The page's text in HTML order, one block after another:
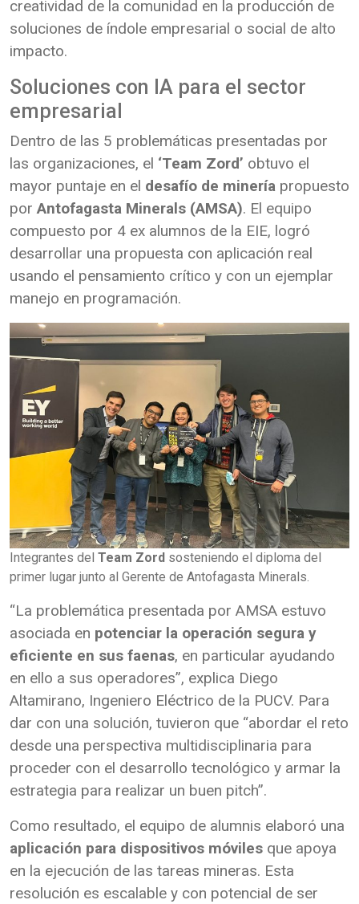
creatividad de la comunidad en la producción de
soluciones de índole empresarial o social de alto
impacto.
Soluciones con IA para el sector
empresarial
Dentro de las 5 problemáticas presentadas por
las organizaciones, el ‘Team Zord’ obtuvo el
mayor puntaje en el desafío de minería propuesto
por Antofagasta Minerals (AMSA). El equipo
compuesto por 4 ex alumnos de la EIE, logró
desarrollar una propuesta con aplicación real
usando el pensamiento crítico y con un ejemplar
manejo en programación.
Integrantes del Team Zord sosteniendo el diploma del
primer lugar junto al Gerente de Antofagasta Minerals.
“La problemática presentada por AMSA estuvo
asociada en potenciar la operación segura y
eficiente en sus faenas, en particular ayudando
en ello a sus operadores”, explica Diego
Altamirano, Ingeniero Eléctrico de la PUCV. Para
dar con una solución, tuvieron que “abordar el reto
desde una perspectiva multidisciplinaria para
proceder con el desarrollo tecnológico y armar la
estrategia para realizar un buen pitch”.
Como resultado, el equipo de alumnis elaboró una
aplicación para dispositivos móviles que apoya
en la ejecución de las tareas mineras. Esta
resolución es escalable y con potencial de ser